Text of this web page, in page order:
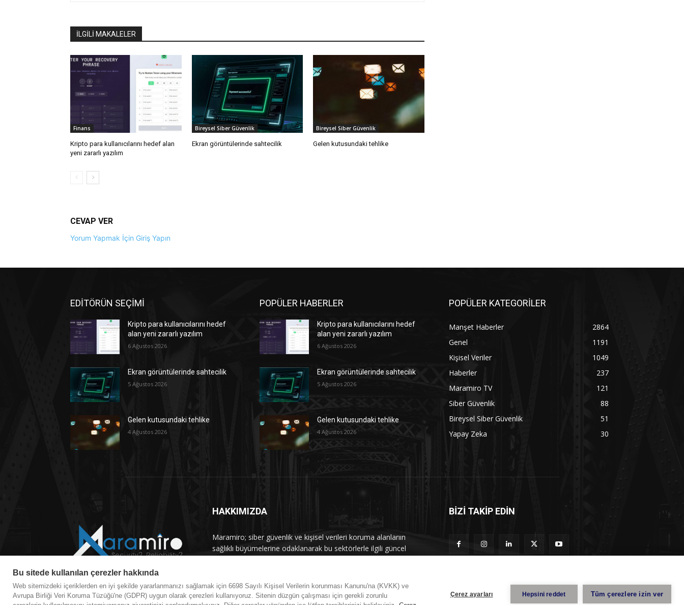
İLGİLİ MAKALELER
Finans
Kripto para kullanıcılarını hedef alan
yeni zararlı yazılım
Bireysel Siber Güvenlik
Ekran görüntülerinde sahtecilik
Bireysel Siber Güvenlik
Gelen kutusundaki tehlike
CEVAP VER
Yorum Yapmak İçin Giriş Yapın
EDİTÖRÜN SEÇİMİ
Kripto para kullanıcılarını hedef
alan yeni zararlı yazılım
6 Ağustos 2026
Ekran görüntülerinde sahtecilik
5 Ağustos 2026
Gelen kutusundaki tehlike
4 Ağustos 2026
POPÜLER HABERLER
Kripto para kullanıcılarını hedef
alan yeni zararlı yazılım
6 Ağustos 2026
Ekran görüntülerinde sahtecilik
5 Ağustos 2026
Gelen kutusundaki tehlike
4 Ağustos 2026
POPÜLER KATEGORİLER
Manşet Haberler
2864
Genel
1191
Kişisel Veriler
1049
Haberler
237
Maramiro TV
121
Siber Güvenlik
88
Bireysel Siber Güvenlik
51
Yapay Zeka
30
HAKKIMIZDA
Maramiro; siber güvenlik ve kişisel verileri koruma alanlarıın
sağlıklı büyümelerine odaklanarak bu sektörlerle ilgili güncel
Bizimle iletişime geçin: maramiro@sentezmedya.com.tr
BİZİ TAKİP EDİN
Bu sitede kullanılan çerezler hakkında
Web sitemizdeki içeriklerden en iyi şekilde yararlanmanızı sağlamak için 6698 Sayılı Kişisel Verilerin korunması Kanunu'na (KVKK) ve
Avrupa Birliği Veri Koruma Tüzüğü'ne (GDPR) uygun olarak çerezleri kullanıyoruz. Sitenin düzgün çalışması için gerekli zorunlu
Çerez ayarları Hepsini reddet Tüm çerezlere izin ver